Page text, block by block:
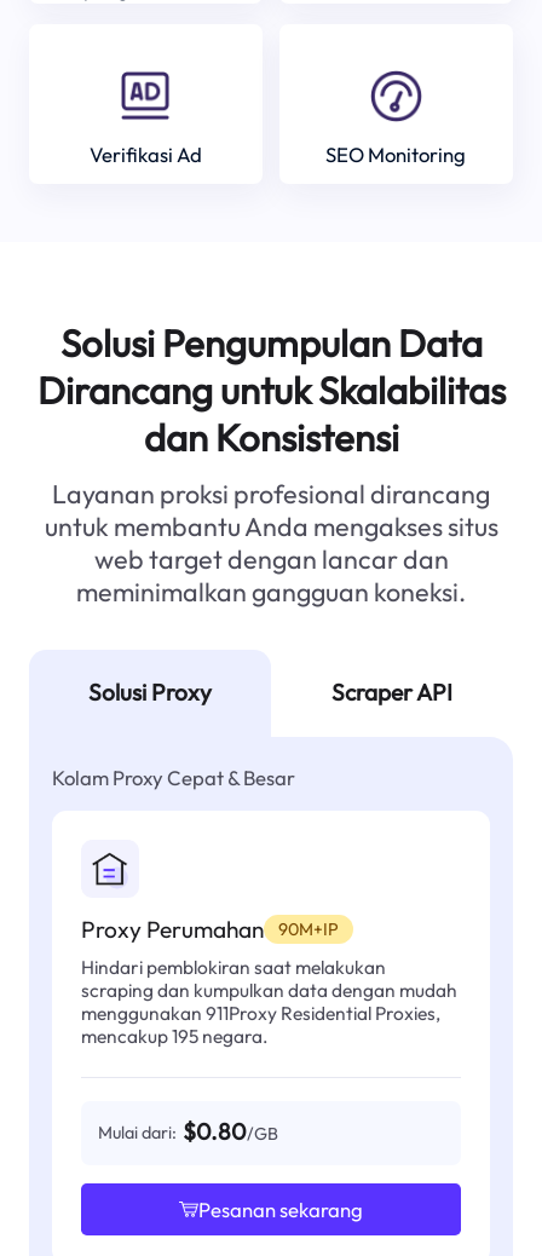
Verifikasi Ad SEO Monitoring
Solusi Pengumpulan Data
Dirancang untuk Skalabilitas
dan Konsistensi
Layanan proksi profesional dirancang
untuk membantu Anda mengakses situs
web target dengan lancar dan
meminimalkan gangguan koneksi.
Solusi Proxy Scraper API
Kolam Proxy Cepat & Besar
Proxy Perumahan 90M+IP
Hindari pemblokiran saat melakukan
scraping dan kumpulkan data dengan mudah
menggunakan 911Proxy Residential Proxies,
mencakup 195 negara.
Mulai dari: $0.80/GB
Pesanan sekarang